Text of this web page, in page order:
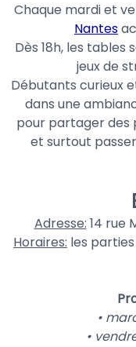
Chaque mardi et
Nantes
Dès 18h, les tables
jeux de
Débutants curieux
dans une
pour partager des
et surtout
Adresse: 14 rue
Horaires: les
•
•